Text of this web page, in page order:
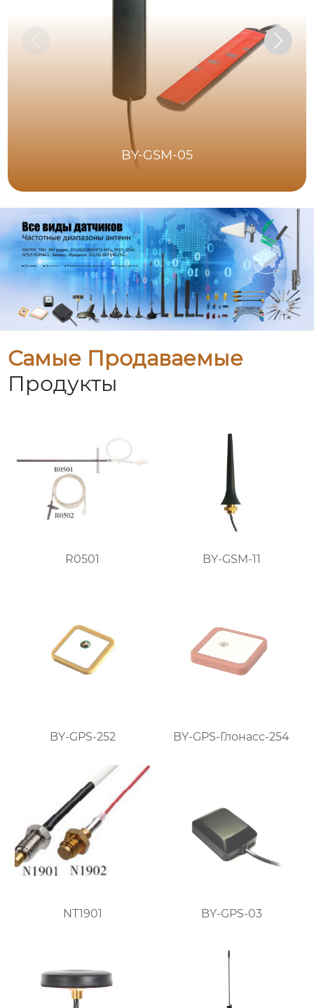
BY-GSM-05
Самые Продаваемые
Продукты
R0501 BY-GSM-11
BY-GPS-252 BY-GPS-Глонасс-254
NT1901 BY-GPS-03